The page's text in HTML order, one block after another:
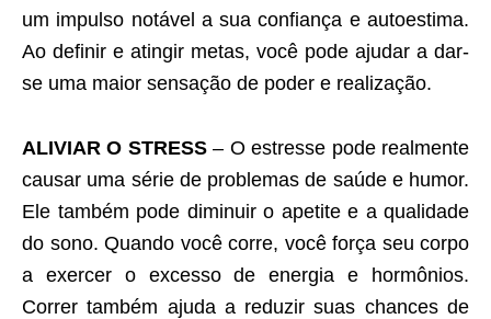
um impulso notável a sua confiança e autoestima.
Ao definir e atingir metas, você pode ajudar a dar-
se uma maior sensação de poder e realização.
ALIVIAR O STRESS– O estresse pode realmente
causar uma série de problemas de saúde e humor.
Ele também pode diminuir o apetite e a qualidade
do sono. Quando você corre, você força seu corpo
a exercer o excesso de energia e hormônios.
Correr também ajuda a reduzir suas chances de